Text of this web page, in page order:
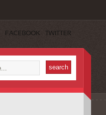
FACEBOOK TWITTER